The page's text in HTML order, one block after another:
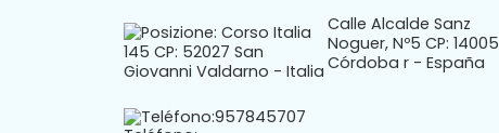
Calle Alcalde Sanz
Noguer, Nº5 CP: 14005
Córdoba r - España
Teléfono:957845707